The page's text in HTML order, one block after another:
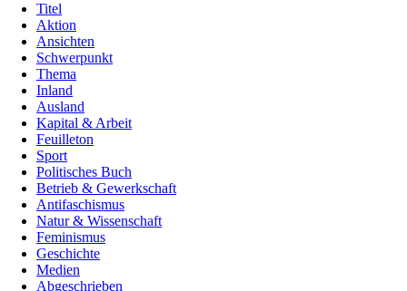
Titel
Aktion
Ansichten
Schwerpunkt
Thema
Inland
Ausland
Kapital & Arbeit
Feuilleton
Sport
Politisches Buch
Betrieb & Gewerkschaft
Antifaschismus
Natur & Wissenschaft
Feminismus
Geschichte
Medien
Abgeschrieben